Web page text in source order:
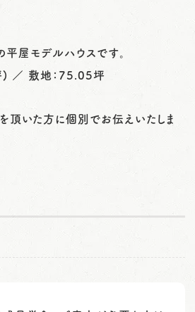
屋モデルハウスです。
／ 敷地：75.05坪
頂いた方に個別でお伝えいたしま